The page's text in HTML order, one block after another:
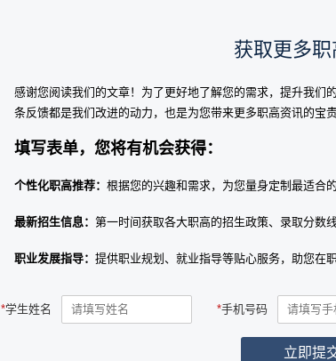
获取更多
感谢您阅读我们的文章！为了更好地了解您的需求，提升我们
条反馈都是我们改进的动力，也是为您带来更多职高资讯的宝贵
填写表单，您将有机会获得：
个性化职高推荐： 根据您的兴趣和需求，为您量身定制最适合
最新招生信息： 第一时间获取各大职高的招生政策、录取分数
职业发展指导： 提供职业规划、就业指导等贴心服务，助您在
*学生姓名 *手机号码